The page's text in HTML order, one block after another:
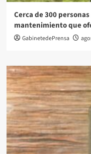
Cerca de 300
mantenimiento que
GabinetedePrensa